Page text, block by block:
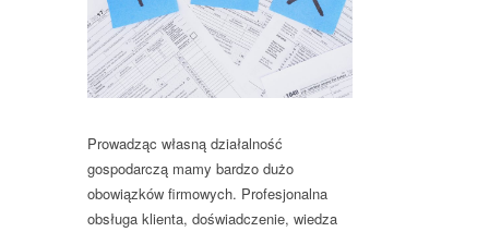
Prowadząc własną działalność
gospodarczą mamy bardzo dużo
obowiązków firmowych. Profesjonalna
obsługa klienta, doświadczenie, wiedza